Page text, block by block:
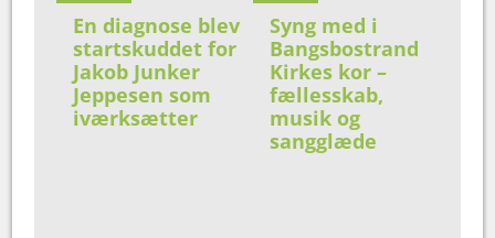
En diagnose blev
startskuddet for
Jakob Junker
Jeppesen som
iværksætter
Syng med i
Bangsbostrand
Kirkes kor –
fællesskab,
musik og
sangglæde